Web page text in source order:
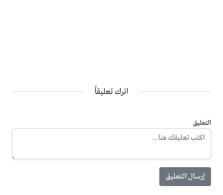
اترك تعليقاً
التعليق